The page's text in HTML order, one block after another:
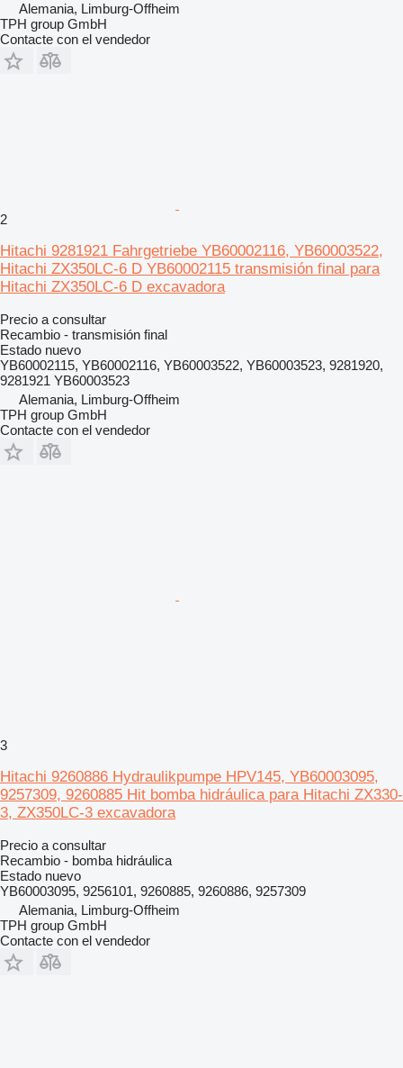
Alemania, Limburg-Offheim
TPH group GmbH
Contacte con el vendedor
2
Hitachi 9281921 Fahrgetriebe YB60002116, YB60003522,
Hitachi ZX350LC-6 D YB60002115 transmisión final para
Hitachi ZX350LC-6 D excavadora
Precio a consultar
Recambio - transmisión final
Estado nuevo
YB60002115, YB60002116, YB60003522, YB60003523, 9281920,
9281921 YB60003523
Alemania, Limburg-Offheim
TPH group GmbH
Contacte con el vendedor
3
Hitachi 9260886 Hydraulikpumpe HPV145, YB60003095,
9257309, 9260885 Hit bomba hidráulica para Hitachi ZX330-
3, ZX350LC-3 excavadora
Precio a consultar
Recambio - bomba hidráulica
Estado nuevo
YB60003095, 9256101, 9260885, 9260886, 9257309
Alemania, Limburg-Offheim
TPH group GmbH
Contacte con el vendedor